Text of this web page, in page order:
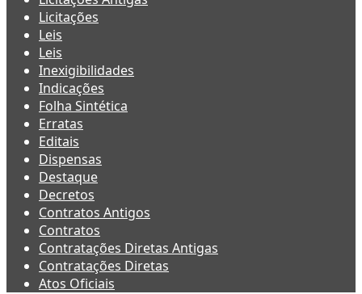
Licitações
Leis
Leis
Inexigibilidades
Indicações
Folha Sintética
Erratas
Editais
Dispensas
Destaque
Decretos
Contratos Antigos
Contratos
Contratações Diretas Antigas
Contratações Diretas
Atos Oficiais